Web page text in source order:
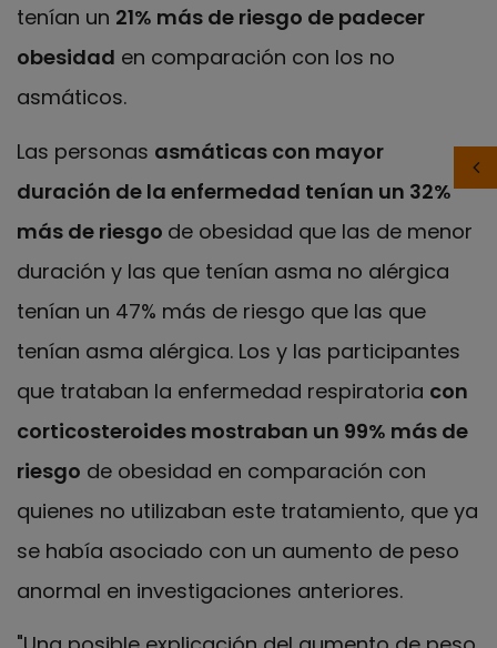
tenían un 21% más de riesgo de padecer
obesidad en comparación con los no
asmáticos.
Las personas asmáticas con mayor
duración de la enfermedad tenían un 32%
más de riesgo de obesidad que las de menor
duración y las que tenían asma no alérgica
tenían un 47% más de riesgo que las que
tenían asma alérgica. Los y las participantes
que trataban la enfermedad respiratoria con
corticosteroides mostraban un 99% más de
riesgo de obesidad en comparación con
quienes no utilizaban este tratamiento, que ya
se había asociado con un aumento de peso
anormal en investigaciones anteriores.